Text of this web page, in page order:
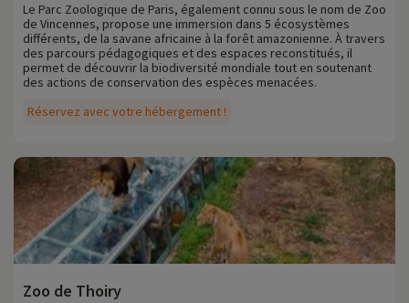
Réservez avec votre hébergement !
Le Parc Zoologique de Paris, également connu sous le nom de Zoo
de Vincennes, propose une immersion dans 5 écosystèmes
différents, de la savane africaine à la forêt amazonienne. À travers
des parcours pédagogiques et des espaces reconstitués, il
permet de découvrir la biodiversité mondiale tout en soutenant
des actions de conservation des espèces menacées.
Zoo de Thoiry